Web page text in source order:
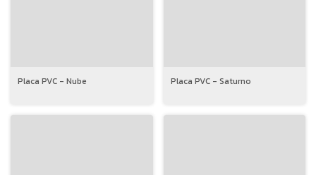
Placa PVC - Nube Placa PVC - Saturno